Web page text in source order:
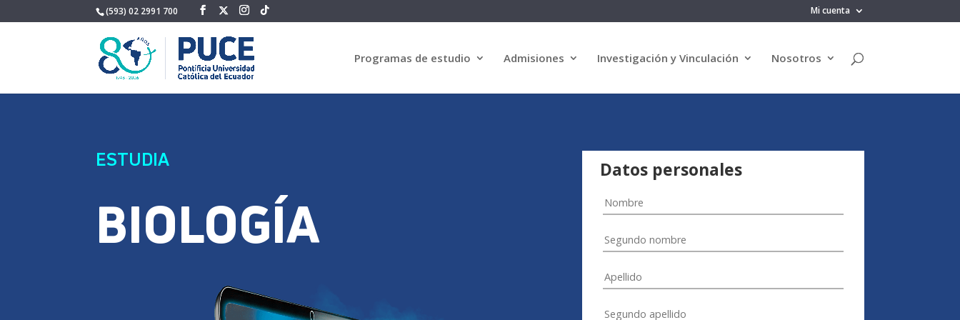
(593) 02 2991 700 Mi cuenta
Programas de estudio Admisiones Investigación y Vinculación Nosotros
ESTUDIA
BIOLOGÍA
Datos personales